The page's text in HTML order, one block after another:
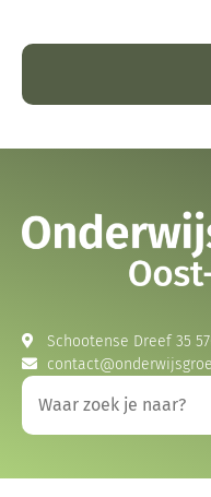
Schootense Dreef 35